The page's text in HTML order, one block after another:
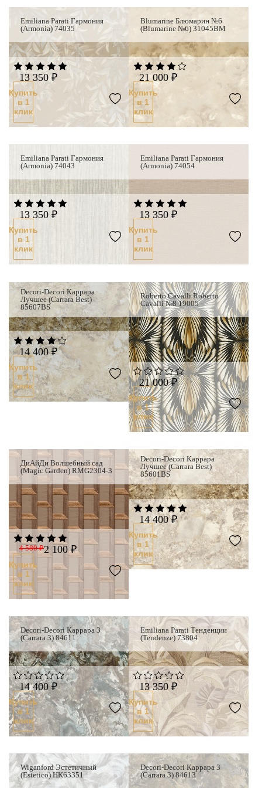
Новинка
Emiliana Parati Гармония
(Armonia) 74035
13 350 ₽
Купить
в 1
клик
Blumarine Блюмарин №6
(Blumarine №6) 31045BM
21 000 ₽
Купить
в 1
клик
Новинка
Emiliana Parati Гармония
(Armonia) 74043
13 350 ₽
Купить
в 1
клик
Emiliana Parati Гармония
(Armonia) 74054
13 350 ₽
Купить
в 1
клик
Decori-Decori Каррара
Лучшее (Carrara Best)
85607BS
14 400 ₽
Купить
в 1
клик
Roberto Cavalli Roberto
Cavalli №8 19005
21 000 ₽
Купить
в 1
клик
ДиАйДи Волшебный сад
(Magic Garden) RMG2304-3
4 580 ₽2 100 ₽
Купить
в 1
клик
Decori-Decori Каррара
Лучшее (Carrara Best)
85601BS
14 400 ₽
Купить
в 1
клик
Decori-Decori Каррара 3
(Carrara 3) 84611
14 400 ₽
Купить
в 1
клик
Emiliana Parati Тенденции
(Tendenze) 73804
13 350 ₽
Купить
в 1
клик
Wiganford Эстетичный
(Estetico) HK63351
Decori-Decori Каррара 3
(Carrara 3) 84613